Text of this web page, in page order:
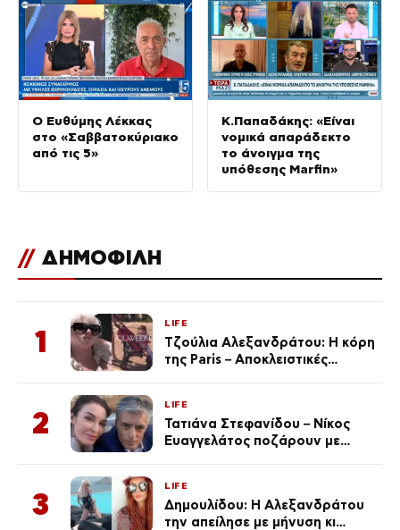
Ο Ευθύμης Λέκκας
στο «Σαββατοκύριακο
από τις 5»
Κ.Παπαδάκης: «Είναι
νομικά απαράδεκτο
το άνοιγμα της
υπόθεσης Μarfin»
// ΔΗΜΟΦΙΛΗ
1
LIFE
Τζούλια Αλεξανδράτου: Η κόρη
της Paris – Αποκλειστικές
2
LIFE
Τατιάνα Στεφανίδου – Νίκος
Ευαγγελάτος ποζάρουν με
3
LIFE
Δημουλίδου: Η Αλεξανδράτου
την απείλησε με μήνυση κι